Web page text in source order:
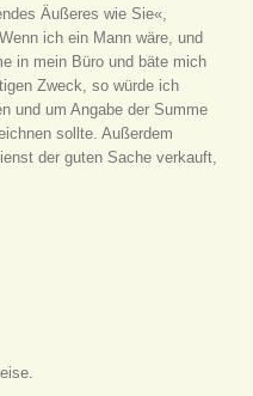
Äußeres wie Sie«,
ich ein Mann wäre, und
in mein Büro und bäte mich
Zweck, so würde ich
und um Angabe der Summe
sollte. Außerdem
der guten Sache verkauft,